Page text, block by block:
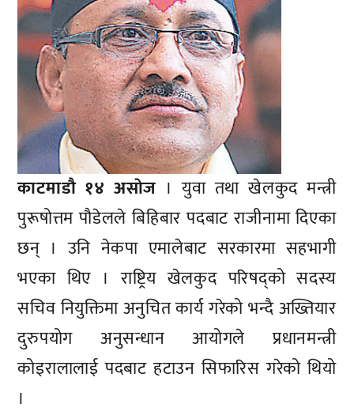
काटमाडौ १४ असाेज । युवा तथा खेलकुद मन्त्री
पुरूषोत्तम पौडेलले बिहिबार पदबाट राजीनामा दिएका
छन् । उनि नेकपा एमालेबाट सरकारमा सहभागी
भएका थिए । राष्ट्रिय खेलकुद परिषद्को सदस्य
सचिव नियुक्तिमा अनुचित कार्य गरेको भन्दै अख्तियार
दुरुपयोग अनुसन्धान आयोगले प्रधानमन्त्री
कोइरालालाई पदबाट हटाउन सिफारिस गरेको थियो
।